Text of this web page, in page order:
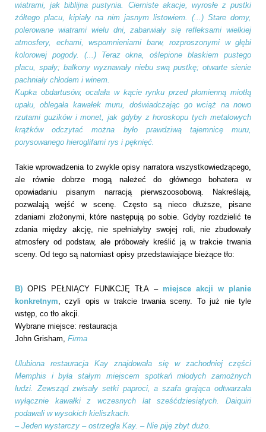
wiatrami, jak biblĳna pustynia. Cierniste akacje, wyrosłe z pustki
żółtego placu, kipiały na nim jasnym listowiem. (...) Stare domy,
polerowane wiatrami wielu dni, zabarwiały się refleksami wielkiej
atmosfery, echami, wspomnieniami barw, rozproszonymi w głębi
kolorowej pogody. (...) Teraz okna, oślepione blaskiem pustego
placu, spały; balkony wyznawały niebu swą pustkę; otwarte sienie
pachniały chłodem i winem.
Kupka obdartusów, ocalała w kącie rynku przed płomienną miotłą
upału, oblegała kawałek muru, doświadczając go wciąż na nowo
rzutami guzików i monet, jak gdyby z horoskopu tych metalowych
krążków odczytać można było prawǳiwą tajemnicę muru,
porysowanego hieroglifami rys i pęknięć.
Takie wprowadzenia to zwykle opisy narratora wszystkowiedzącego,
ale równie dobrze mogą należeć do głównego bohatera w
opowiadaniu pisanym narracją pierwszoosobową. Nakreślają,
pozwalają wejść w scenę. Często są nieco dłuższe, pisane
zdaniami złożonymi, które następują po sobie. Gdyby rozdzielić te
zdania między akcję, nie spełniałyby swojej roli, nie zbudowały
atmosfery od podstaw, ale próbowały kreślić ją w trakcie trwania
sceny. Od tego są natomiast opisy przedstawiające bieżące tło:
B) OPIS PEŁNIĄCY FUNKCJĘ TŁA –miejsce akcji w planie
konkretnym, czyli opis w trakcie trwania sceny. To już nie tyle
wstęp, co tło akcji.
Wybrane miejsce: restauracja
John Grisham, Firma
Ulubiona restauracja Kay znajdowała się w zachodniej części
Memphis i była stałym miejscem spotkań młodych zamożnych
ludzi. Zewsząd zwisały setki paproci, a szafa grająca odtwarzała
wyłącznie kawałki z wczesnych lat sześćdziesiątych. Daiquiri
podawali w wysokich kieliszkach.
– Jeden wystarczy – ostrzegła Kay. – Nie piję zbyt dużo.